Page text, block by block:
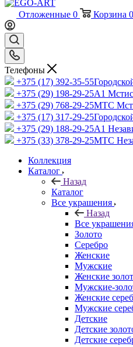
Отложенные 0 Корзина 0
Телефоны
+375 (17) 392-35-55
+375 (29) 198-29-25A1
+375 (29) 768-29-25МТС
+375 (17) 317-29-25
+375 (29) 188-29-25A1
+375 (33) 378-29-25МТС
Коллекция
Каталог
Назад
Каталог
Все украшения
Назад
Все
Золото
Серебро
Женские
Мужские
Женские
Мужские-
Женские
Мужские
Детские
Детские
Детские